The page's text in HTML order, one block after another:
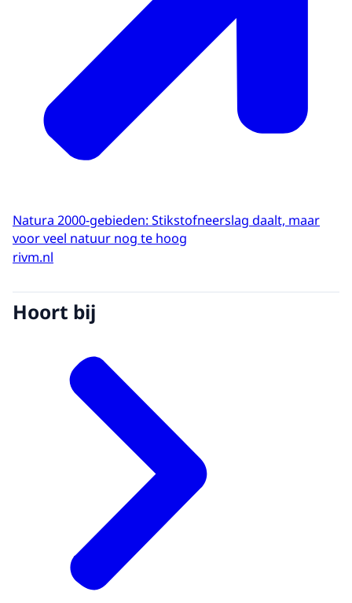
Natura 2000-gebieden: Stikstofneerslag daalt, maar
voor veel natuur nog te hoog
rivm.nl
Hoort bij